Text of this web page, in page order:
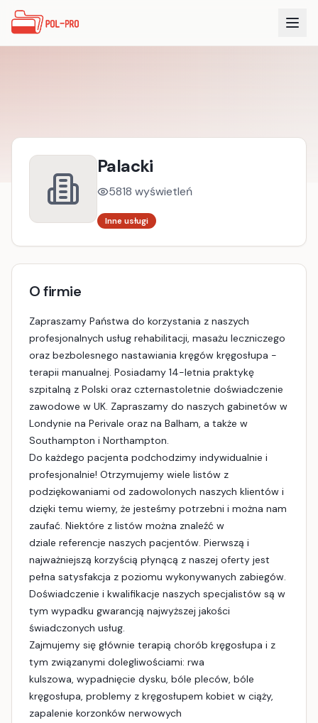
Palacki
5818 wyświetleń
Inne usługi
O firmie
Zapraszamy Państwa do korzystania z naszych
profesjonalnych usług rehabilitacji, masażu leczniczego
oraz bezbolesnego nastawiania kręgów kręgosłupa -
terapii manualnej. Posiadamy 14-letnia praktykę
szpitalną z Polski oraz czternastoletnie doświadczenie
zawodowe w UK. Zapraszamy do naszych gabinetów w
Londynie na Perivale oraz na Balham, a także w
Southampton i Northampton.
Do każdego pacjenta podchodzimy indywidualnie i
profesjonalnie! Otrzymujemy wiele listów z
podziękowaniami od zadowolonych naszych klientów i
dzięki temu wiemy, że jesteśmy potrzebni i można nam
zaufać. Niektóre z listów można znaleźć w
dziale referencje naszych pacjentów. Pierwszą i
najważniejszą korzyścią płynącą z naszej oferty jest
pełna satysfakcja z poziomu wykonywanych zabiegów.
Doświadczenie i kwalifikacje naszych specjalistów są w
tym wypadku gwarancją najwyższej jakości
świadczonych usług.
Zajmujemy się głównie terapią chorób kręgosłupa i z
tym związanymi dolegliwościami: rwa
kulszowa, wypadnięcie dysku, bóle pleców, bóle
kręgosłupa, problemy z kręgosłupem kobiet w ciąży,
zapalenie korzonków nerwowych